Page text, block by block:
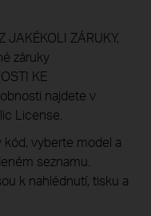
ZÁRUKY,
záruky
KE
najdete v
License.
vyberte model a
seznamu.
k nahlédnutí, tisku a